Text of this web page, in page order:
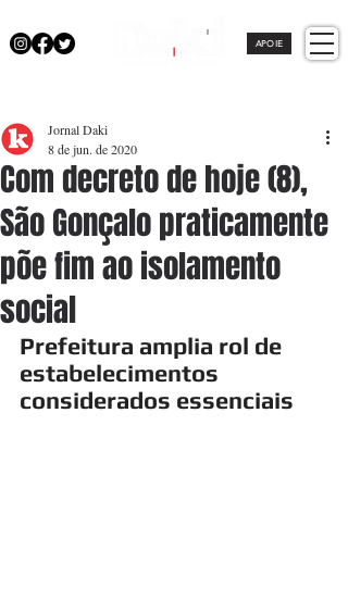
APOIE
Com decreto de hoje (8),
São Gonçalo praticamente
põe fim ao isolamento
social
Jornal Daki
8 de jun. de 2020
Prefeitura amplia rol de
estabelecimentos
considerados essenciais